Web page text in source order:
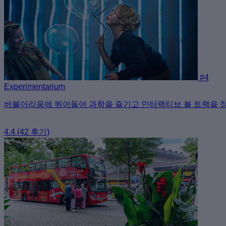
#4
Experimentarium
버블아리움에 뛰어들어 과학을 즐기고 인터랙티브 볼 트랙을
4.4 (42 후기)